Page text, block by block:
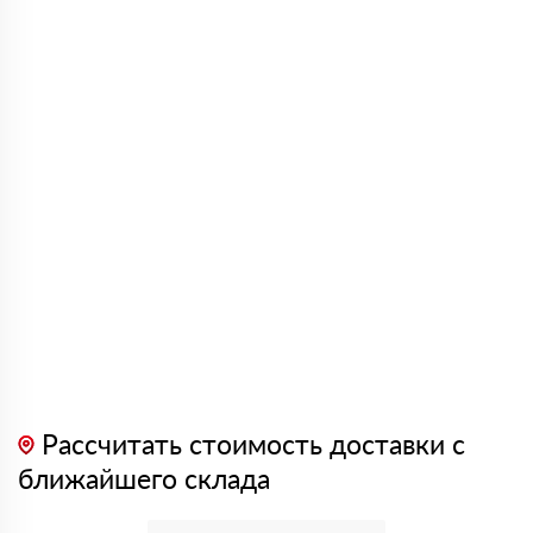
Рассчитать стоимость доставки с
ближайшего склада